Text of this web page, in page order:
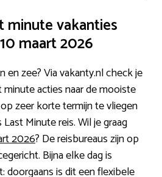
vakanties
maart 2026
en zee? Via vakanty.nl check je
acties naar de mooiste
zeer korte termijn te vliegen
Minute reis. Wil je graag
2026? De reisbureaus zijn op
Bijna elke dag is
doorgaans is dit een flexibele